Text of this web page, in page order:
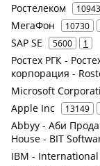
Ростелеком 10943
МегаФон 10730
SAP SE 5600 1
Ростех РГК -
корпорация -
Microsoft
Apple Inc 13149
Abbyy - Аби
House - BIT
IBM -